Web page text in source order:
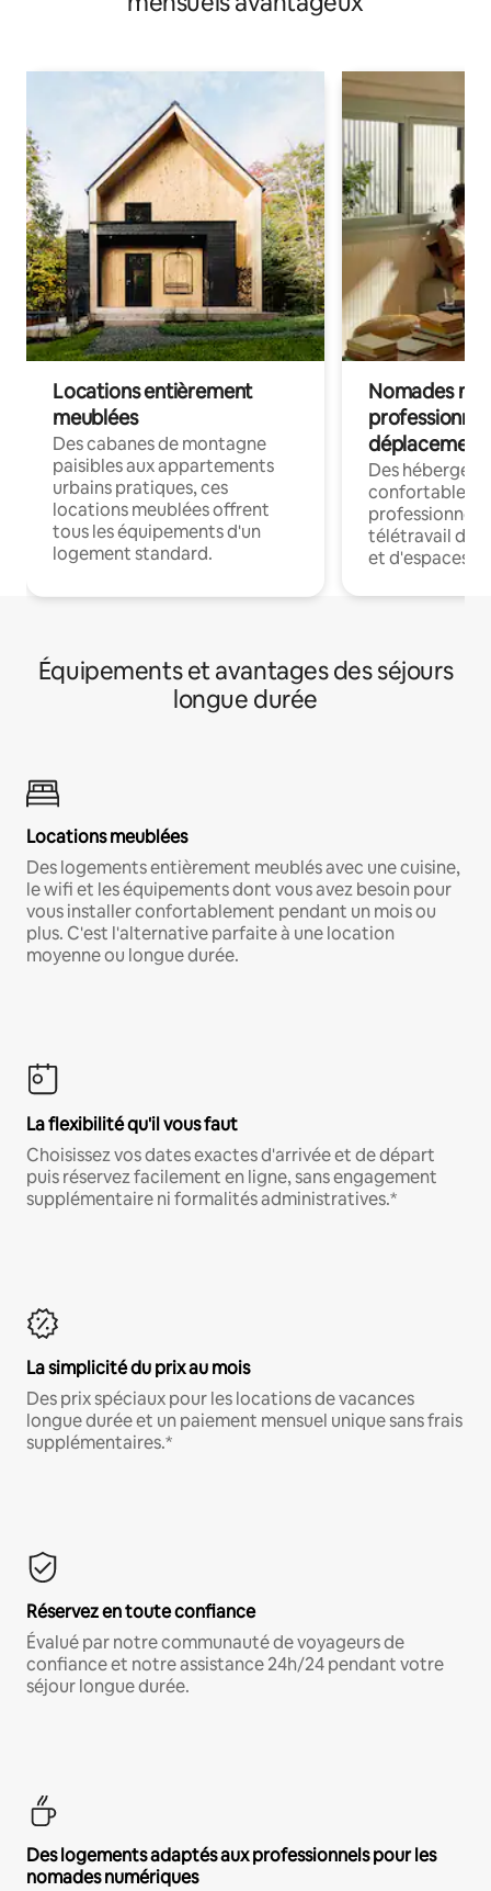
Locations entièrement
meublées
Des cabanes de montagne
paisibles aux appartements
urbains pratiques, ces
locations meublées offrent
tous les équipements d'un
logement standard.
Nomades
déplacement
Des
confortables
professionnels
télétravail
et d'espaces
Équipements et avantages des séjours
longue durée
Locations meublées
Des logements entièrement meublés avec une cuisine,
le wifi et les équipements dont vous avez besoin pour
vous installer confortablement pendant un mois ou
plus. C'est l'alternative parfaite à une location
moyenne ou longue durée.
La flexibilité qu'il vous faut
Choisissez vos dates exactes d'arrivée et de départ
puis réservez facilement en ligne, sans engagement
supplémentaire ni formalités administratives.*
La simplicité du prix au mois
Des prix spéciaux pour les locations de vacances
longue durée et un paiement mensuel unique sans frais
supplémentaires.*
Réservez en toute confiance
Évalué par notre communauté de voyageurs de
confiance et notre assistance 24h/24 pendant votre
séjour longue durée.
Des logements adaptés aux professionnels pour les
nomades numériques